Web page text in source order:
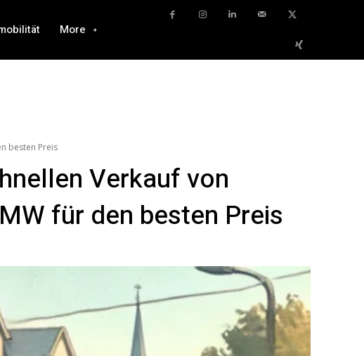
More
besten Preis
Verkauf von
für den besten Preis